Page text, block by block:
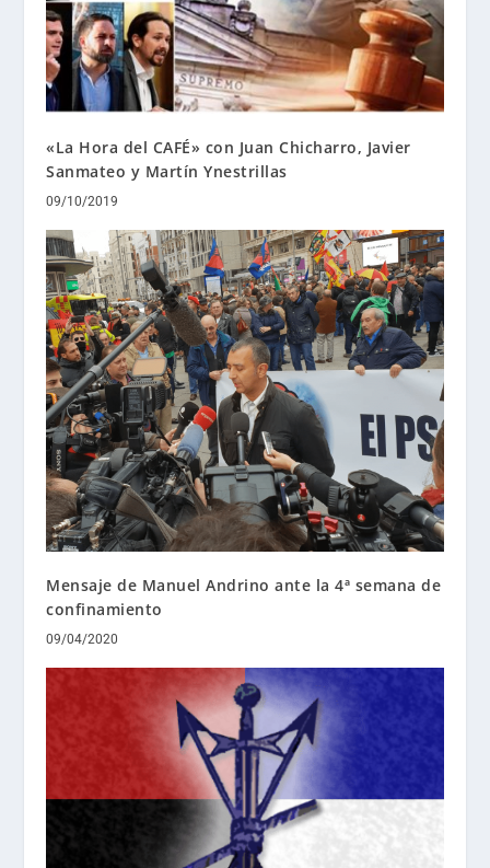
«La Hora del CAFÉ» con Juan Chicharro, Javier
Sanmateo y Martín Ynestrillas
09/10/2019
Mensaje de Manuel Andrino ante la 4ª semana de
confinamiento
09/04/2020